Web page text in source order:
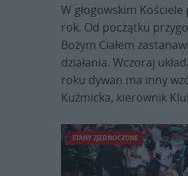
W głogowskim
rok. Od początku
Bożym Ciałem
działania. Wczoraj
roku dywan ma inny
Kuźmicka, kierownik
STANY ZJEDNOCZONE